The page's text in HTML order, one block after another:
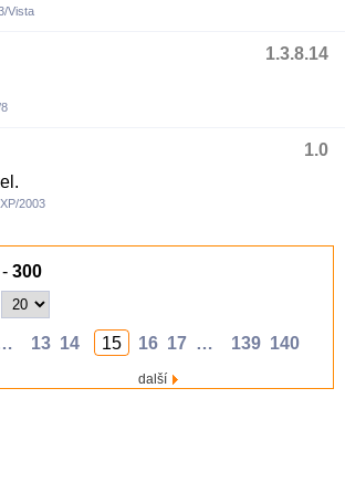
Vista
1.3.8.14
1.0
2003
- 300
13 14 15 16 17 … 139 140
další